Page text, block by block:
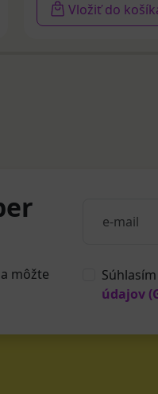
Vložiť do
môžte
údajov